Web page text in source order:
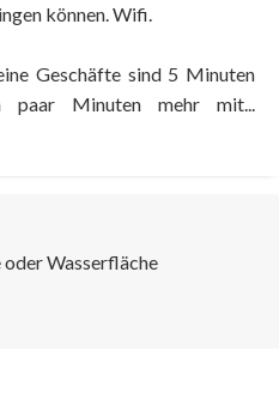
können. Wifi.
Geschäfte sind 5 Minuten
Minuten mehr mit...
oder Wasserfläche